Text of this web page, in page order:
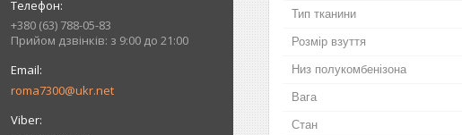
+380 (63) 788-05-83
Прийом дзвінків: з 9:00 до 21:00
roma7300@ukr.net
Тип тканини
Розмір взуття
Низ полукомбенізона
Вага
Стан